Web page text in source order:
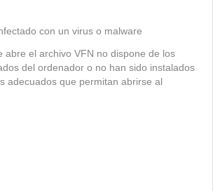
con un virus o malware
abre el archivo VFN no dispone de los
del ordenador o no han sido instalados
adecuados que permitan abrirse al